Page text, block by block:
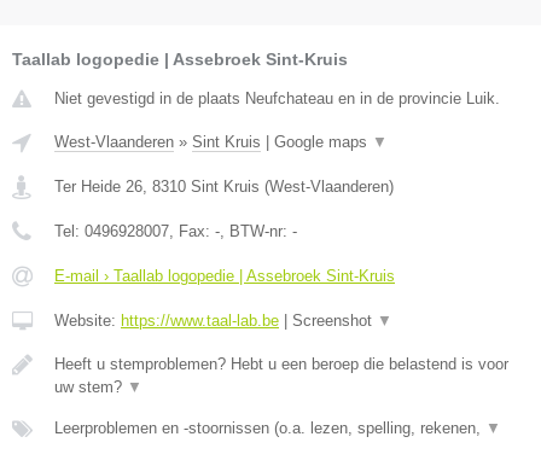
Taallab logopedie | Assebroek Sint-Kruis
Niet gevestigd in de plaats Neufchateau en in de provincie Luik.
West-Vlaanderen » Sint Kruis | Google maps ▼
Ter Heide 26 8310 Sint Kruis (West-Vlaanderen)
Tel: 0496928007 , Fax: - , BTW-nr: -
E-mail › Taallab logopedie | Assebroek Sint-Kruis
Website: https://www.taal-lab.be | Screenshot ▼
Heeft u stemproblemen? Hebt u een beroep die belastend is voor
uw stem? ▼
Leerproblemen en -stoornissen (o.a. lezen, spelling, rekenen, ▼